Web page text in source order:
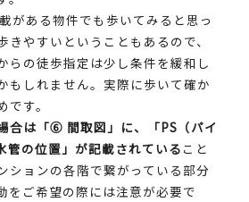
がある物件でも歩いてみると思っ
きやすいということもあるので、
らの徒歩指定は少し条件を緩和し
もしれません。実際に歩いて確か
す。
合は「⑥ 間取図」に、「PS（パイ
管の位置」が記載されている こと
ションの各階で繋がっている部分
をご希望の際には注意が必要で